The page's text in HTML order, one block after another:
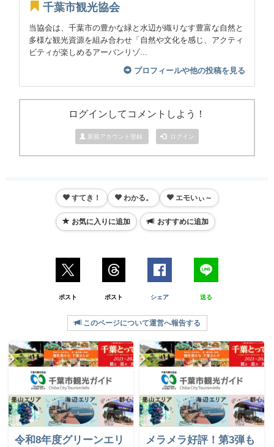
千葉市観光協会
当協会は、千葉市の豊かな緑と水辺が織りなす豊富な自然と
多様な観光資源を組み合わせ「自然や文化を感じ、アクティ
ビティが楽しめるアーバンリゾ...
プロフィールや他の投稿を見る
ログインしてコメントしよう！
新規アカウント登録 ログイン
すてき！ わかる。 エモいぃ～
お気に入りに追加 おすすめに追加
ポスト ポスト シェア 送る
このページについて運営へ報告する
令和8年度グリーンエリ
メラメラ好評！第3弾も